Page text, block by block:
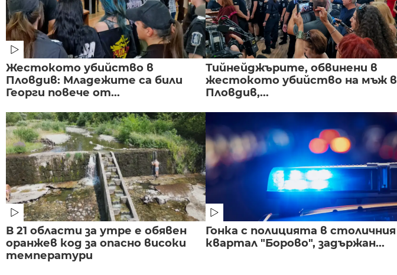
Жестокото убийство в
Пловдив: Младежите са били
Георги повече от...
Тийнейджърите, обвинени в
жестокото убийство на мъж в
Пловдив,...
В 21 области за утре е обявен
оранжев код за опасно високи
температури
Гонка с полицията в столичния
квартал "Борово", задържан...